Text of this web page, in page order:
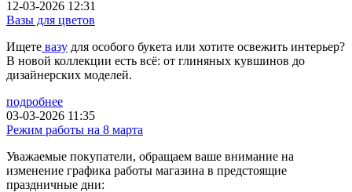
12-03-2026 12:31
Вазы для цветов
Ищете вазу для особого букета или хотите освежить интерьер?
В новой коллекции есть всё: от глиняных кувшинов до
дизайнерских моделей.
подробнее
03-03-2026 11:35
Режим работы на 8 марта
Уважаемые покупатели, обращаем ваше внимание на
изменение графика работы магазина в предстоящие
праздничные дни: